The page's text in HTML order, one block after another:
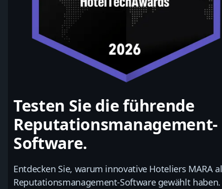
Testen Sie die führende
Reputationsmanagement-
Software.
Entdecken Sie, warum innovative Hoteliers MARA
Reputationsmanagement-Software gewählt haben.